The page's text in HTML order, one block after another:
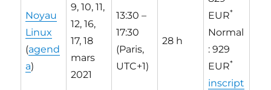
Noyau
Linux
(agend
a)
9, 10, 11,
12, 16,
17, 18
mars
2021
13:30 –
17:30
(Paris,
UTC+1)
28 h
EUR*
Normal
: 929
EUR*
inscript